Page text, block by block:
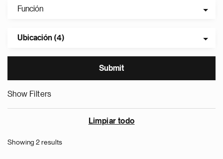
Función
Ubicación (4)
Show Filters
Limpiar todo
Showing 2 results